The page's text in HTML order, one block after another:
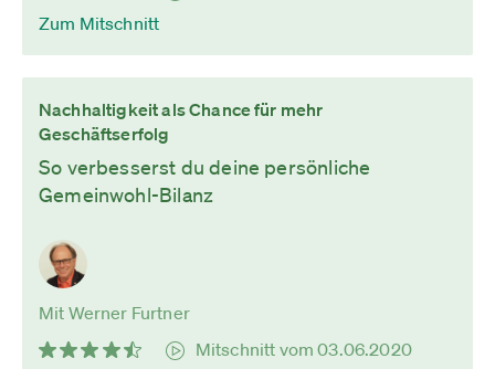
Zum Mitschnitt
Nachhaltigkeit als Chance für mehr
Geschäftserfolg
So verbesserst du deine persönliche
Gemeinwohl-Bilanz
Mit Werner Furtner
Mitschnitt vom 03.06.2020